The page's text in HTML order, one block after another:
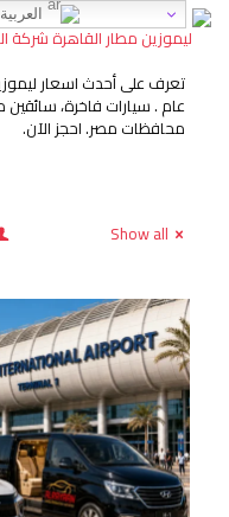
محافظات مصر. احجز الآن.
Show all
العربية